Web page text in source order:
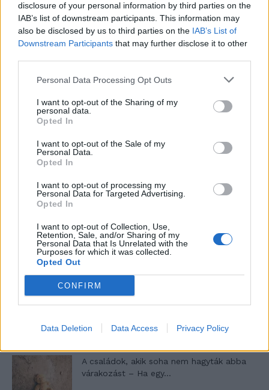
disclosure of your personal information by third parties on the
IAB’s list of downstream participants. This information may
also be disclosed by us to third parties on the IAB’s List of
Downstream Participants that may further disclose it to other
Personal Data Processing Opt Outs
I want to opt-out of the Sharing of my
personal data.
Opted In
I want to opt-out of the Sale of my
Personal Data.
Opted In
I want to opt-out of processing my
Personal Data for Targeted Advertising.
Opted In
I want to opt-out of Collection, Use,
Retention, Sale, and/or Sharing of my
Personal Data that Is Unrelated with the
Purposes for which it was collected.
Opted Out
CONFIRM
Data Deletion Data Access Privacy Policy
T. szereti a fiatal lányokat 13. rész
Máltai kaland 7.
10 tanács, ha jobban akarod érezni magad
a hétköznapokban
Egy ház, amely a tengerre és a fényre
A családok, akik soha nem hagyták abba
várakozást – Ha egy...